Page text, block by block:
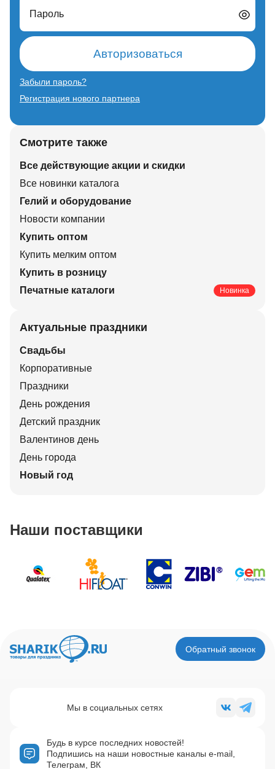
Пароль
Авторизоваться
Забыли пароль?
Регистрация нового партнера
Смотрите также
Все действующие акции и скидки
Все новинки каталога
Гелий и оборудование
Новости компании
Купить оптом
Купить мелким оптом
Купить в розницу
Печатные каталоги
Новинка
Актуальные праздники
Свадьбы
Корпоративные
Праздники
День рождения
Детский праздник
Валентинов день
День города
Новый год
Наши поставщики
Обратный звонок
Будь в курсе последних новостей!
Подпишись на наши новостные каналы e-mail,
Телеграм, ВК
Мы в социальных сетях